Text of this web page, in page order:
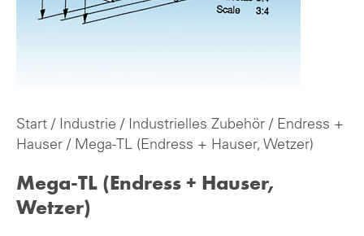
Start / Industrie / Industrielles Zubehör / Endress +
Hauser / Mega-TL (Endress + Hauser, Wetzer)
Mega-TL (Endress + Hauser,
Wetzer)